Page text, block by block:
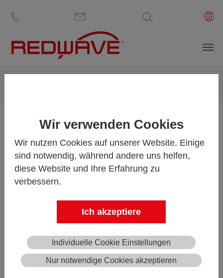
Wir verwenden Cookies
Wir nutzen Cookies auf unserer Website. Einige
sind notwendig, während andere uns helfen,
diese Website und Ihre Erfahrung zu
verbessern.
Ich akzeptiere
Individuelle Cookie Einstellungen
Nur notwendige Cookies akzeptieren
Zum Hauptinhalt springen
Volltextsuche
Sie sind hier:
IV Kompostierung
Kompostierungs- und
biologische